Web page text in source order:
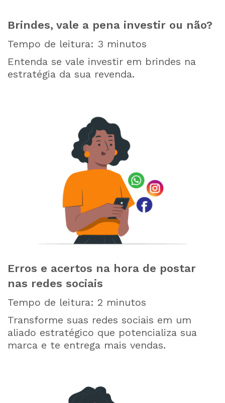
Brindes, vale a pena investir ou não?
Tempo de leitura: 3 minutos
Entenda se vale investir em brindes na
estratégia da sua revenda.
Erros e acertos na hora de postar
nas redes sociais
Tempo de leitura: 2 minutos
Transforme suas redes sociais em um
aliado estratégico que potencializa sua
marca e te entrega mais vendas.